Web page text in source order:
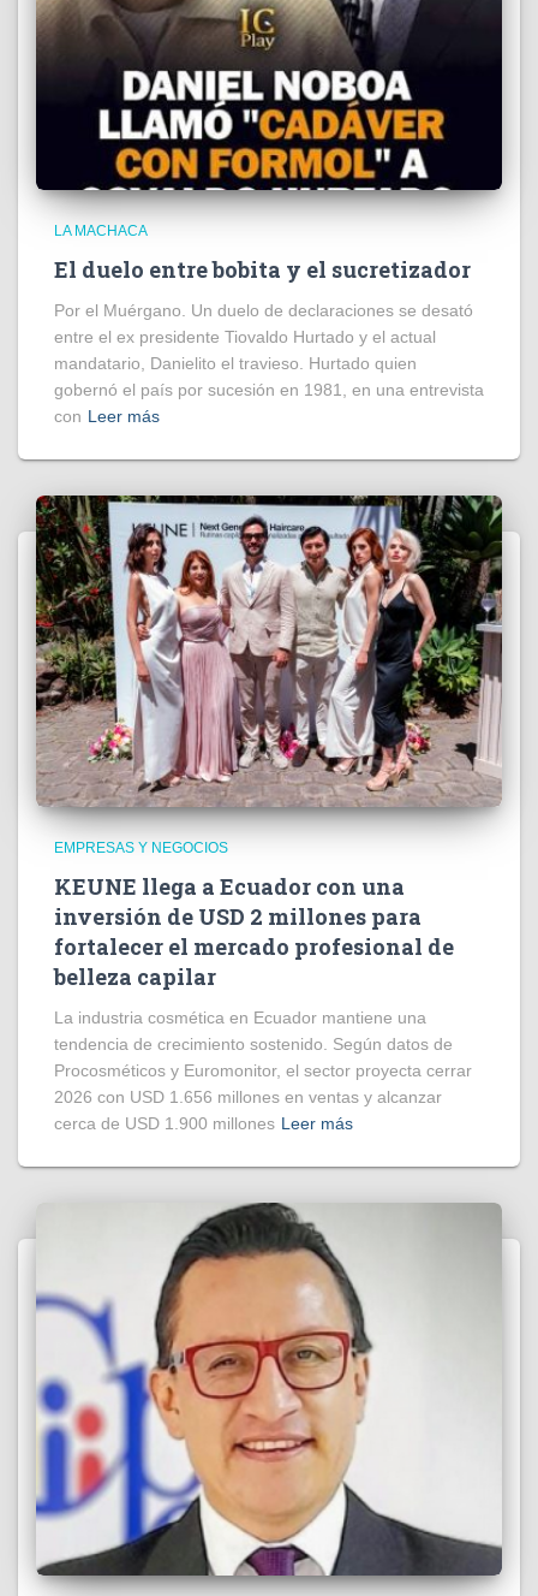
LA MACHACA
El duelo entre bobita y el sucretizador
Por el Muérgano. Un duelo de declaraciones se desató
entre el ex presidente Tiovaldo Hurtado y el actual
mandatario, Danielito el travieso. Hurtado quien
gobernó el país por sucesión en 1981, en una entrevista
con Leer más
EMPRESAS Y NEGOCIOS
KEUNE llega a Ecuador con una
inversión de USD 2 millones para
fortalecer el mercado profesional de
belleza capilar
La industria cosmética en Ecuador mantiene una
tendencia de crecimiento sostenido. Según datos de
Procosméticos y Euromonitor, el sector proyecta cerrar
2026 con USD 1.656 millones en ventas y alcanzar
cerca de USD 1.900 millones Leer más